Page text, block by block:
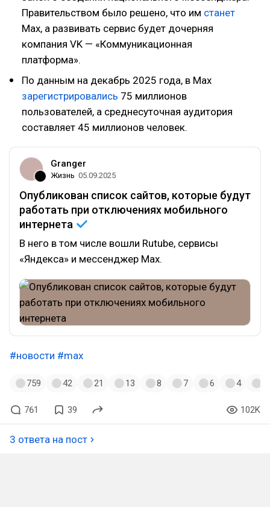
Правительством было решено, что им станет
Max, а развивать сервис будет дочерняя
компания VK — «Коммуникационная
платформа».
По данным на декабрь 2025 года, в Max
зарегистрировались 75 миллионов
пользователей, а среднесуточная аудитория
составляет 45 миллионов человек.
Granger
Жизнь 05.09.2025
Опубликован список сайтов, которые будут
работать при отключениях мобильного
интернета
В него в том числе вошли Rutube, сервисы
«Яндекса» и мессенджер Max.
#новости #max
759 42 21 13 8 7 6 4
761 39 102K
3 ответа на пост